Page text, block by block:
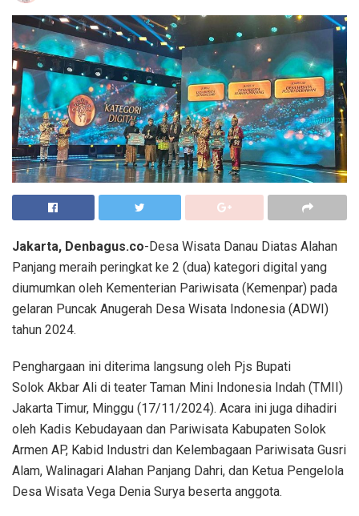
Jakarta, Denbagus.co-Desa Wisata Danau Diatas Alahan
Panjang meraih peringkat ke 2 (dua) kategori digital yang
diumumkan oleh Kementerian Pariwisata (Kemenpar) pada
gelaran Puncak Anugerah Desa Wisata Indonesia (ADWI)
tahun 2024.
Penghargaan ini diterima langsung oleh Pjs Bupati
Solok Akbar Ali di teater Taman Mini Indonesia Indah (TMII)
Jakarta Timur, Minggu (17/11/2024). Acara ini juga dihadiri
oleh Kadis Kebudayaan dan Pariwisata Kabupaten Solok
Armen AP, Kabid Industri dan Kelembagaan Pariwisata Gusri
Alam, Walinagari Alahan Panjang Dahri, dan Ketua Pengelola
Desa Wisata Vega Denia Surya beserta anggota.